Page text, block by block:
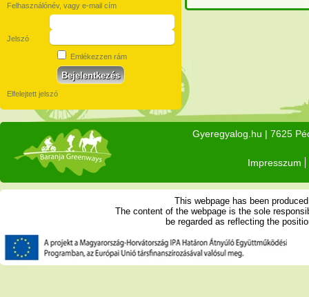
Felhasználónév, vagy e-mail cím
Jelszó
Emlékezzen rám
Elfelejtett jelszó
Gyeregyalog.hu | 7625
Impresszum
This webpage has been
The content of the webpage is the sole
be regarded as reflecting the